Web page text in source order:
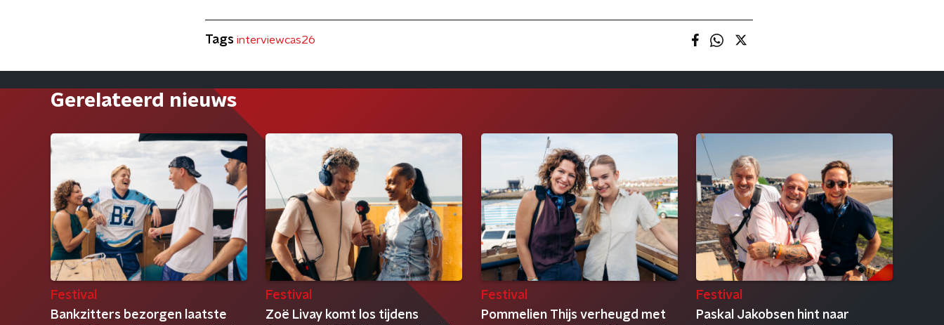
Tags interviewcas26
Gerelateerd nieuws
Festival
Bankzitters bezorgen laatste
Festival
Zoë Livay komt los tijdens
Festival
Pommelien Thijs verheugd met
Festival
Paskal Jakobsen hint naar